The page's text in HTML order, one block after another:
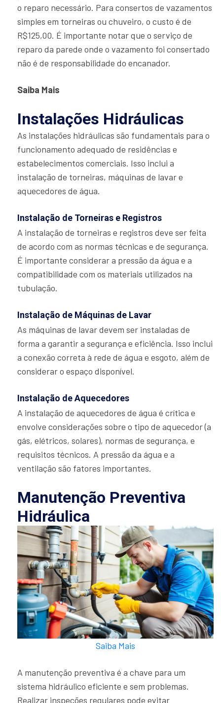
o reparo necessário. Para consertos de vazamentos
simples em torneiras ou chuveiro, o custo é de
R$125,00. É importante notar que o serviço de
reparo da parede onde o vazamento foi consertado
não é de responsabilidade do encanador.
Saiba Mais
Instalações Hidráulicas
As instalações hidráulicas são fundamentais para o
funcionamento adequado de residências e
estabelecimentos comerciais. Isso inclui a
instalação de torneiras, máquinas de lavar e
aquecedores de água.
Instalação de Torneiras e Registros
A instalação de torneiras e registros deve ser feita
de acordo com as normas técnicas e de segurança.
É importante considerar a pressão da água e a
compatibilidade com os materiais utilizados na
tubulação.
Instalação de Máquinas de Lavar
As máquinas de lavar devem ser instaladas de
forma a garantir a segurança e eficiência. Isso inclui
a conexão correta à rede de água e esgoto, além de
considerar o espaço disponível.
Instalação de Aquecedores
A instalação de aquecedores de água é crítica e
envolve considerações sobre o tipo de aquecedor (a
gás, elétricos, solares), normas de segurança, e
requisitos técnicos. A pressão da água e a
ventilação são fatores importantes.
Manutenção Preventiva
Hidráulica
Saiba Mais
A manutenção preventiva é a chave para um
sistema hidráulico eficiente e sem problemas.
Realizar inspeções regulares pode evitar